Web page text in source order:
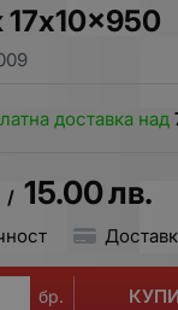
доставка над
/ 15.00лв.
бр.